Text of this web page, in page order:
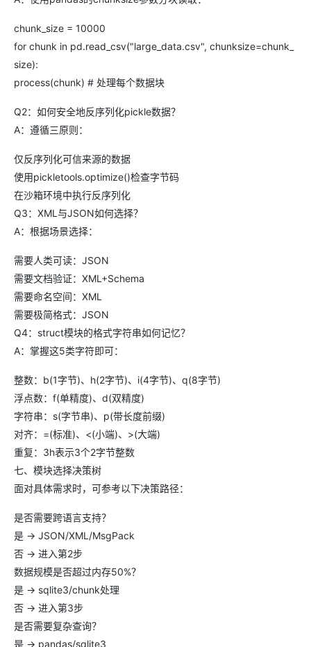
chunk_size = 10000
for chunk in pd.read_csv("large_data.csv", chunksize=chunk_
size):
process(chunk) # 处理每个数据块
Q2：如何安全地反序列化pickle数据？
A：遵循三原则：
仅反序列化可信来源的数据
使用pickletools.optimize()检查字节码
在沙箱环境中执行反序列化
Q3：XML与JSON如何选择？
A：根据场景选择：
需要人类可读：JSON
需要文档验证：XML+Schema
需要命名空间：XML
需要极简格式：JSON
Q4：struct模块的格式字符串如何记忆？
A：掌握这5类字符即可：
整数：b(1字节)、h(2字节)、i(4字节)、q(8字节)
浮点数：f(单精度)、d(双精度)
字符串：s(字节串)、p(带长度前缀)
对齐：=(标准)、<(小端)、>(大端)
重复：3h表示3个2字节整数
七、模块选择决策树
面对具体需求时，可参考以下决策路径：
是否需要跨语言支持？
是 → JSON/XML/MsgPack
否 → 进入第2步
数据规模是否超过内存50%？
是 → sqlite3/chunk处理
否 → 进入第3步
是否需要复杂查询？
是 → pandas/sqlite3